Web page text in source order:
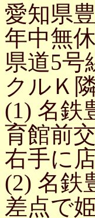
愛知県
年中無
県道5号
クルＫ隣
(1) 名鉄
育館前
右手に
(2) 名鉄
差点で